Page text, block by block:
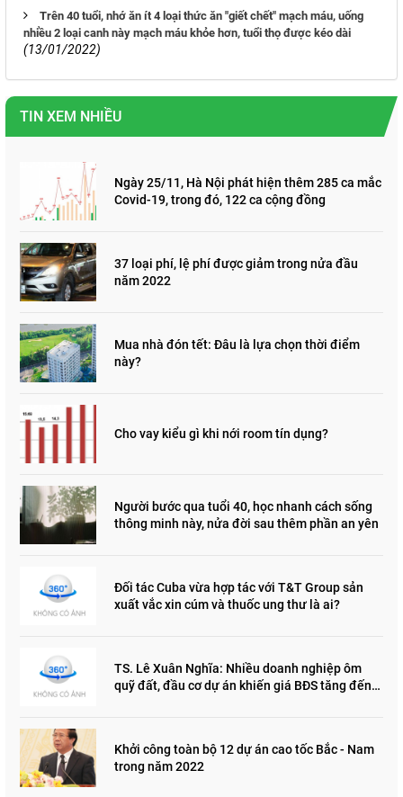
Trên 40 tuổi, nhớ ăn ít 4 loại thức ăn "giết chết" mạch máu, uống
nhiều 2 loại canh này mạch máu khỏe hơn, tuổi thọ được kéo dài
(13/01/2022)
TIN XEM NHIỀU
Ngày 25/11, Hà Nội phát hiện thêm 285 ca mắc
Covid-19, trong đó, 122 ca cộng đồng
37 loại phí, lệ phí được giảm trong nửa đầu
năm 2022
Mua nhà đón tết: Đâu là lựa chọn thời điểm
này?
Cho vay kiểu gì khi nới room tín dụng?
Người bước qua tuổi 40, học nhanh cách sống
thông minh này, nửa đời sau thêm phần an yên
Đối tác Cuba vừa hợp tác với T&T Group sản
xuất vắc xin cúm và thuốc ung thư là ai?
TS. Lê Xuân Nghĩa: Nhiều doanh nghiệp ôm
quỹ đất, đầu cơ dự án khiến giá BĐS tăng đến
Khởi công toàn bộ 12 dự án cao tốc Bắc - Nam
trong năm 2022